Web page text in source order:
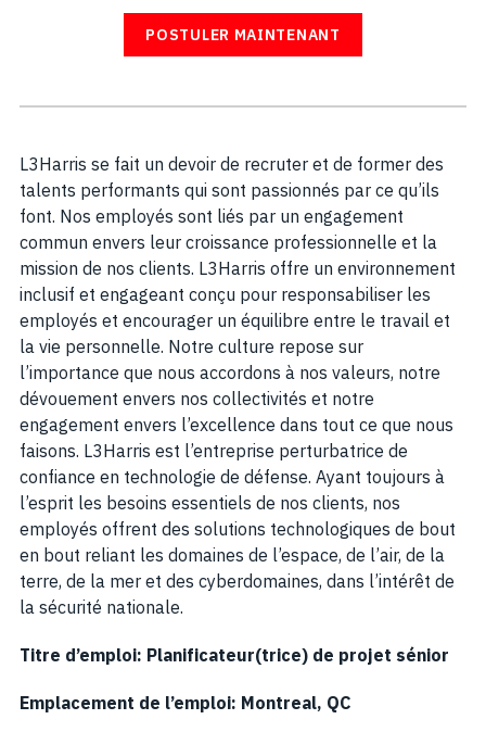
POSTULER MAINTENANT
L3Harris se fait un devoir de recruter et de former des
talents performants qui sont passionnés par ce qu’ils
font. Nos employés sont liés par un engagement
commun envers leur croissance professionnelle et la
mission de nos clients. L3Harris offre un environnement
inclusif et engageant conçu pour responsabiliser les
employés et encourager un équilibre entre le travail et
la vie personnelle. Notre culture repose sur
l’importance que nous accordons à nos valeurs, notre
dévouement envers nos collectivités et notre
engagement envers l’excellence dans tout ce que nous
faisons. L3Harris est l’entreprise perturbatrice de
confiance en technologie de défense. Ayant toujours à
l’esprit les besoins essentiels de nos clients, nos
employés offrent des solutions technologiques de bout
en bout reliant les domaines de l’espace, de l’air, de la
terre, de la mer et des cyberdomaines, dans l’intérêt de
la sécurité nationale.
Titre d’emploi: Planificateur(trice) de projet sénior
Emplacement de l’emploi: Montreal, QC